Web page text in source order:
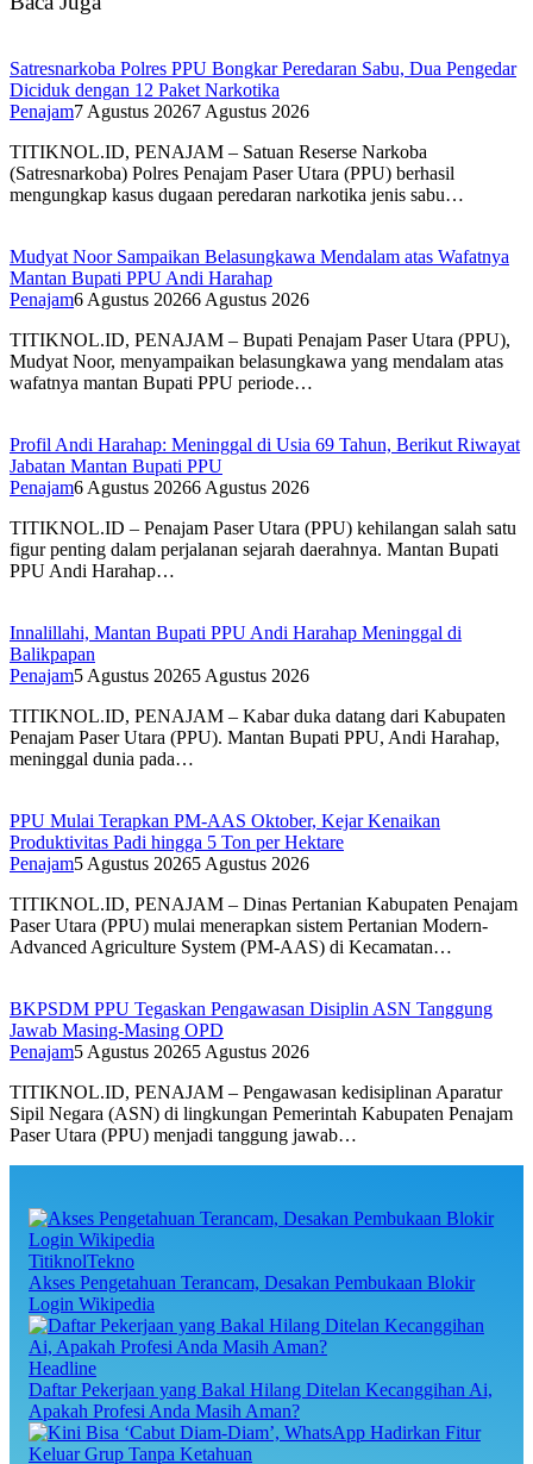
Satresnarkoba Polres PPU Bongkar Peredaran Sabu, Dua Pengedar
Diciduk dengan 12 Paket Narkotika
Penajam7 Agustus 20267 Agustus 2026
TITIKNOL.ID, PENAJAM – Satuan Reserse Narkoba
(Satresnarkoba) Polres Penajam Paser Utara (PPU) berhasil
mengungkap kasus dugaan peredaran narkotika jenis sabu…
Mudyat Noor Sampaikan Belasungkawa Mendalam atas Wafatnya
Mantan Bupati PPU Andi Harahap
Penajam6 Agustus 20266 Agustus 2026
TITIKNOL.ID, PENAJAM – Bupati Penajam Paser Utara (PPU),
Mudyat Noor, menyampaikan belasungkawa yang mendalam atas
wafatnya mantan Bupati PPU periode…
Profil Andi Harahap: Meninggal di Usia 69 Tahun, Berikut Riwayat
Jabatan Mantan Bupati PPU
Penajam6 Agustus 20266 Agustus 2026
TITIKNOL.ID – Penajam Paser Utara (PPU) kehilangan salah satu
figur penting dalam perjalanan sejarah daerahnya. Mantan Bupati
PPU Andi Harahap…
Innalillahi, Mantan Bupati PPU Andi Harahap Meninggal di
Balikpapan
Penajam5 Agustus 20265 Agustus 2026
TITIKNOL.ID, PENAJAM – Kabar duka datang dari Kabupaten
Penajam Paser Utara (PPU). Mantan Bupati PPU, Andi Harahap,
meninggal dunia pada…
PPU Mulai Terapkan PM-AAS Oktober, Kejar Kenaikan
Produktivitas Padi hingga 5 Ton per Hektare
Penajam5 Agustus 20265 Agustus 2026
TITIKNOL.ID, PENAJAM – Dinas Pertanian Kabupaten Penajam
Paser Utara (PPU) mulai menerapkan sistem Pertanian Modern-
Advanced Agriculture System (PM-AAS) di Kecamatan…
BKPSDM PPU Tegaskan Pengawasan Disiplin ASN Tanggung
Jawab Masing-Masing OPD
Penajam5 Agustus 20265 Agustus 2026
TITIKNOL.ID, PENAJAM – Pengawasan kedisiplinan Aparatur
Sipil Negara (ASN) di lingkungan Pemerintah Kabupaten Penajam
Paser Utara (PPU) menjadi tanggung jawab…
TitiknolTekno
Akses Pengetahuan Terancam, Desakan Pembukaan Blokir
Login Wikipedia
Headline
Daftar Pekerjaan yang Bakal Hilang Ditelan Kecanggihan Ai,
Apakah Profesi Anda Masih Aman?